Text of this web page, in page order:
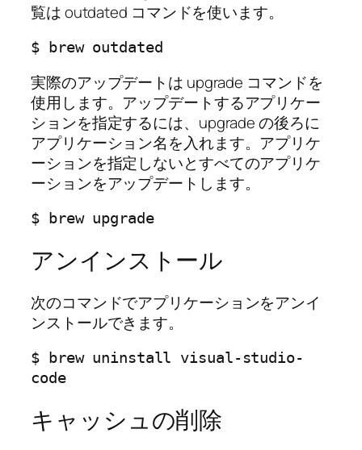
覧は outdated コマンドを使います。
$ brew outdated
実際のアップデートは upgrade コマンドを
使用します。アップデートするアプリケー
ションを指定するには、upgrade の後ろに
アプリケーション名を入れます。アプリケ
ーションを指定しないとすべてのアプリケ
ーションをアップデートします。
$ brew upgrade
アンインストール
次のコマンドでアプリケーションをアンイ
ンストールできます。
$ brew uninstall visual-studio-
code
キャッシュの削除